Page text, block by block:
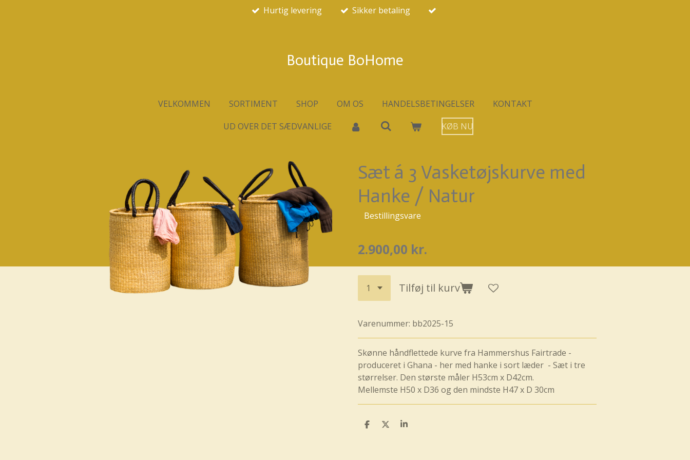
Hurtig levering Sikker betaling
Boutique BoHome
VELKOMMEN SORTIMENT SHOP OM OS HANDELSBETINGELSER
KONTAKT
UD OVER DET SÆDVANLIGE
KØB NU
Sæt á 3 Vasketøjskurve med
Hanke / Natur
Bestillingsvare
2.900,00 kr.
Tilføj til kurv
Varenummer: bb2025-15
Skønne håndflettede kurve fra Hammershus Fairtrade -
produceret i Ghana - her med hanke i sort læder - Sæt i tre
størrelser. Den største måler H53cm x D42cm.
Mellemste H50 x D36 og den mindste H47 x D 30cm
D
D
D